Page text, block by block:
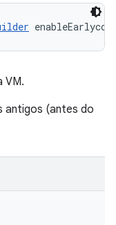
VM.
antigos (antes do